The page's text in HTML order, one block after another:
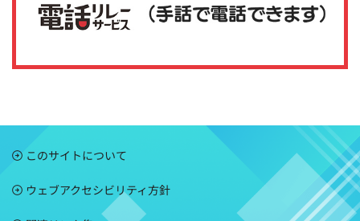
このサイトについて
ウェブアクセシビリティ方針